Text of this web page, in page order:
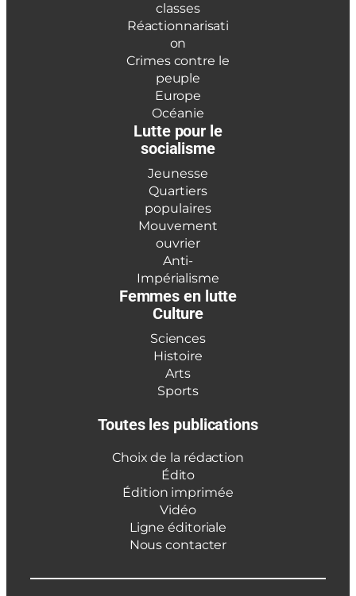
classes
Réactionnarisati
on
Crimes contre le
peuple
Europe
Océanie
Lutte pour le
socialisme
Jeunesse
Quartiers
populaires
Mouvement
ouvrier
Anti-
Impérialisme
Femmes en lutte
Culture
Sciences
Histoire
Arts
Sports
Toutes les publications
Choix de la rédaction
Édito
Édition imprimée
Vidéo
Ligne éditoriale
Nous contacter